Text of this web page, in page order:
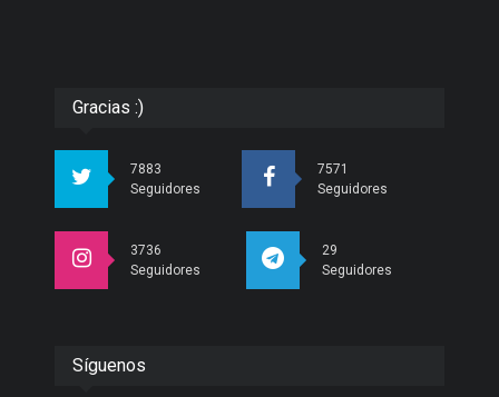
Gracias :)
7883
Seguidores
7571
Seguidores
3736
Seguidores
29
Seguidores
Síguenos